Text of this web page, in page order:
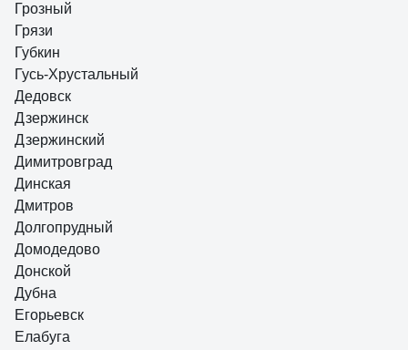
Грозный
Грязи
Губкин
Гусь-Хрустальный
Дедовск
Дзержинск
Дзержинский
Димитровград
Динская
Дмитров
Долгопрудный
Домодедово
Донской
Дубна
Егорьевск
Елабуга